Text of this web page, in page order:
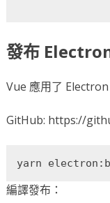
發布
Vue 應用了
GitHub: https://
yarn
編譯發布：